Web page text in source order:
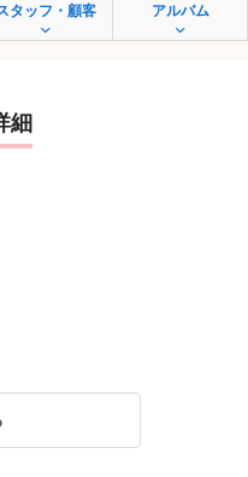
タッフ・顧客 アルバム
細